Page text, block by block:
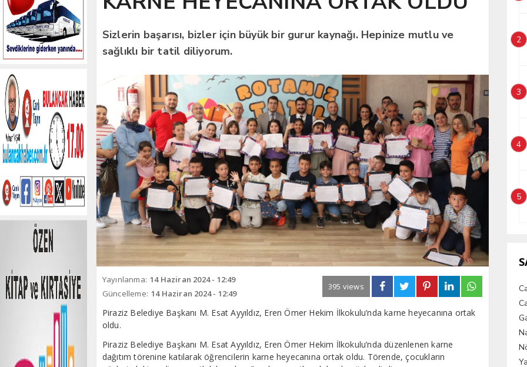
Sizlerin başarısı, bizler için büyük bir gurur kaynağı. Hepinize mutlu ve
sağlıklı bir tatil diliyorum.
Yayınlanma: 14 Haziran 2024 - 12:49
Güncelleme: 14 Haziran 2024 - 12:49
395 views
Piraziz Belediye Başkanı M. Esat Ayyıldız, Eren Ömer Hekim İlkokulu’nda karne heyecanına ortak
oldu.
Piraziz Belediye Başkanı M. Esat Ayyıldız, Eren Ömer Hekim İlkokulu’nda düzenlenen karne
dağıtım törenine katılarak öğrencilerin karne heyecanına ortak oldu. Törende, çocukların
2
3
4
5